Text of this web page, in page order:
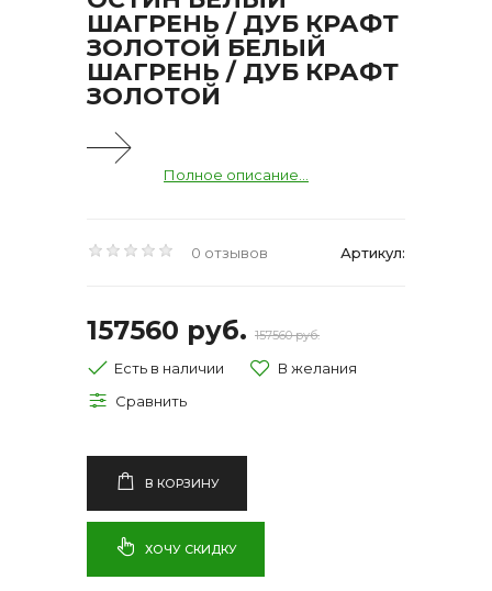
ШАГРЕНЬ / ДУБ КРАФТ
ЗОЛОТОЙ БЕЛЫЙ
ШАГРЕНЬ / ДУБ КРАФТ
ЗОЛОТОЙ
Полное описание...
0 отзывов Артикул:
157560 руб. 157560 руб.
Есть в наличии
В КОРЗИНУ
ХОЧУ СКИДКУ